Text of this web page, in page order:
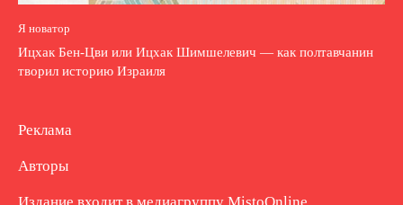
Я новатор
Ицхак Бен-Цви или Ицхак Шимшелевич — как полтавчанин
творил историю Израиля
Реклама
Авторы